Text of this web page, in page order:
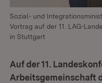
Sozial- und
Vortrag auf der 11. LAG-
in Stuttgart
Auf der 11.
Arbeitsgemeinschaft